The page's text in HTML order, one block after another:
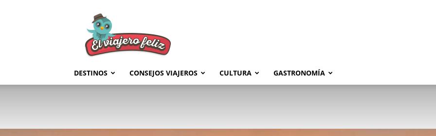
Feliz
DESTINOS CONSEJOS VIAJEROS CULTURA GASTRONOMÍA